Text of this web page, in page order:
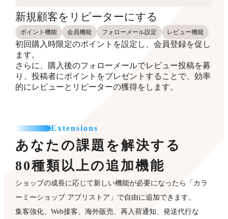
新規顧客をリピーターにする
ポイント機能 会員機能 フォローメール設定 レビュー機能
初回購入時限定のポイントを設定し、会員登録を促し
ます。
さらに、購入後のフォローメールでレビュー投稿を募
り、投稿者にポイントをプレゼントすることで、効率
的にレビューとリピーターの獲得をします。
Extensions
あなたの課題を解決する
80種類以上の追加機能
ショップの成長に応じて新しい機能が必要になったら「カラ
ーミーショップ アプリストア」で自由に追加できます。
集客強化、Web接客、海外販売、再入荷通知、発送代行な